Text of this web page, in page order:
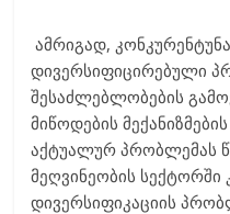
ამრიგად,
დივერსიფიცირებული
შესაძლებლობების
მიწოდების
აქტუალურ პრობლემას
მეღვინეობის სექტორში
დივერსიფიკაციის